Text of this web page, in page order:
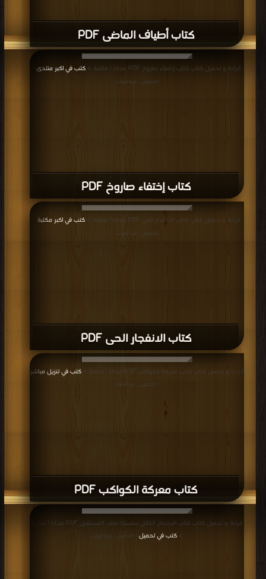
كتاب أطياف الماضى PDF
كتاب إختفاء صاروخ PDF
قراءة و تحميل كتاب كتاب إختفاء صاروخ PDF مجانا | مكتبة > كتب في اكبر منتدى
التحميل : مرة/مرات
كتاب الانفجار الحى PDF
قراءة و تحميل كتاب كتاب الانفجار الحى PDF مجانا | مكتبة > كتب في اكبر مكتبة
التحميل : مرة/مرات
كتاب معركة الكواكب PDF
قراءة و تحميل كتاب كتاب معركة الكواكب PDF مجانا | مكتبة > كتب في تنزيل مباشر
| التحميل : مرة/مرات
قراءة و تحميل كتاب كتاب الارتجاج القاتل سلسلة ملف المستقبل PDF مجانا | مكتبة
> كتب في تحميل | التحميل : مرة/مرات